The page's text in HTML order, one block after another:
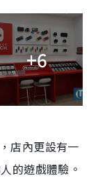
+6
店內更設有一
的遊戲體驗。